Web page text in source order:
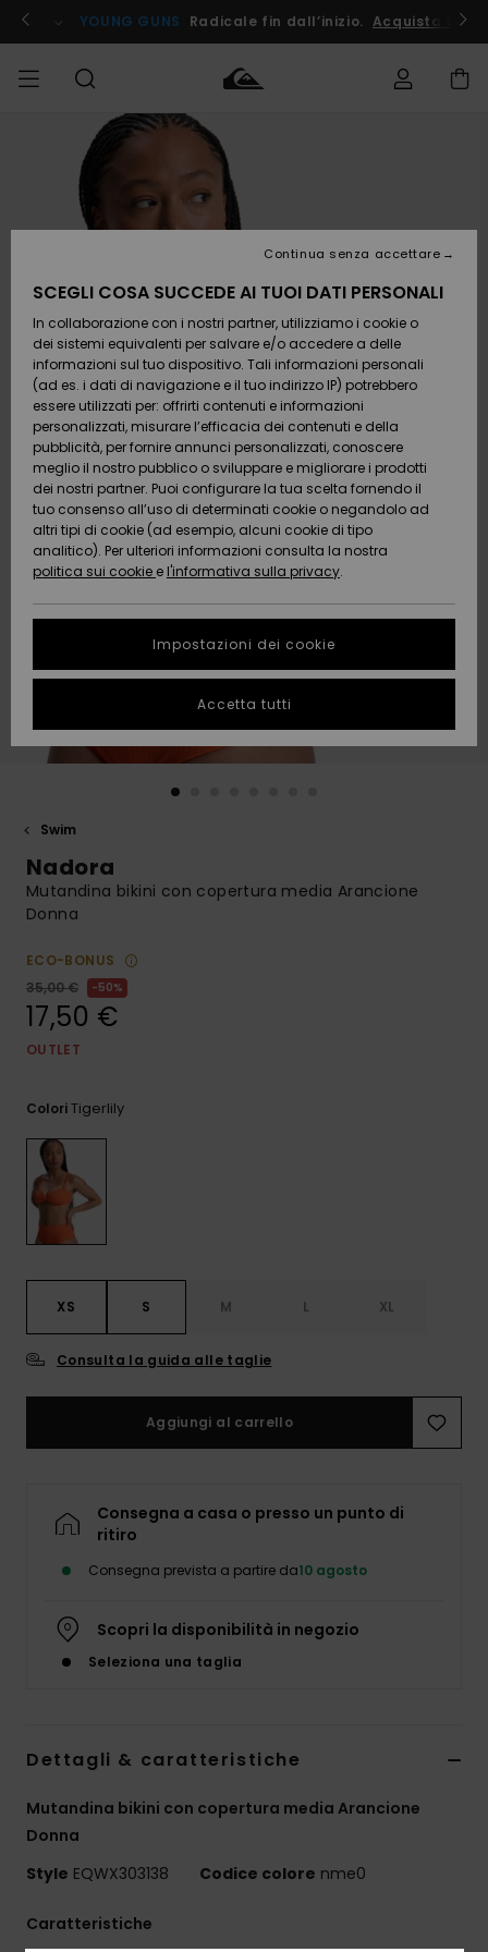
informazioni
prodotto
! YOUNG GUNS Radicale fin dall’inizio. Acquista Ora
Abbigliamento
Accessori
Calzature
e
infradito
Surf /
Acqua
Snow
Scoprire
BAMBINO
Abbigliamento
Accessori
Calzature
e
infradito
Surf /
Acqua
Neve
Scoprire
Shop
Nuovi
Da
Scoprire
Snow
SURF
Surf Shop
Uomo
Highlights
Comunità
SNOW
Snow
Shop
Uomo
Shop
Snow
Shop
Donna
Da
Scoprire
OUTLET
Outlet
Uomo
Outlet
Donna
AIUTO &
CONTATTI
Accedi al tuo
Spedizione
Pagamento
Buono regalo
Quiksilver
Freedom
Protezione
dei dati
Guida alle
conversazione
per ottenere
la risposta
più rapida
alla tua
Trova le
APP
Swim
Nadora
Mutandina bikini con copertura media Arancione
Donna
ECO-BONUS
35,00 €
50%
17,50 €
OUTLET
ColoriTigerlily
XS S M L XL
Consulta la guida alle taglie
Aggiungi al carrello
Consegna a casa o presso un punto di
ritiro
Consegna prevista a partire da10 agosto
Scopri la disponibilità in negozio
Seleziona una taglia
Dettagli & caratteristiche
Mutandina bikini con copertura media Arancione
Donna
Style EQWX303138 Codice colore nme0
Caratteristiche
SCEGLI COSA SUCCEDE AI TUOI DATI PERSONALI
In collaborazione con i nostri partner, utilizziamo i cookie o
dei sistemi equivalenti per salvare e/o accedere a delle
informazioni sul tuo dispositivo. Tali informazioni personali
(ad es. i dati di navigazione e il tuo indirizzo IP) potrebbero
essere utilizzati per: offrirti contenuti e informazioni
personalizzati, misurare l’efficacia dei contenuti e della
pubblicità, per fornire annunci personalizzati, conoscere
meglio il nostro pubblico o sviluppare e migliorare i prodotti
dei nostri partner. Puoi configurare la tua scelta fornendo il
tuo consenso all’uso di determinati cookie o negandolo ad
altri tipi di cookie (ad esempio, alcuni cookie di tipo
analitico). Per ulteriori informazioni consulta la nostra
politica sui cookie e l'informativa sulla privacy.
Impostazioni dei cookie
Continua senza accettare
Accetta tutti